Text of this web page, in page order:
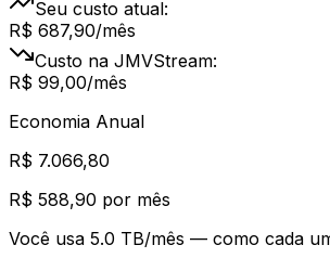
Seu custo atual:
R$ 687,90/mês
Custo na JMVStream:
R$ 99,00/mês
Economia Anual
R$ 7.066,80
R$ 588,90 por mês
Você usa 5.0 TB/mês — como cada